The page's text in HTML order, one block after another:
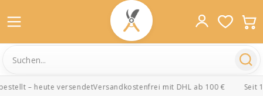
– heute versendetVersandkostenfrei mit DHL ab 100 € Seit